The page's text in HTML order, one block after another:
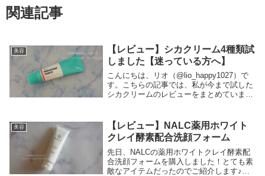
関連記事
美容
【レビュー】シカクリーム4種類試
しました【迷っている方へ】
こんにちは、リオ（@lio_happy1027）で
す。こちらの記事では、私が今まで試した
シカクリームのレビューをまとめていま
とうれしいです。新しく試したものは、随
時...
美容
【レビュー】NALC薬用ホワイト
クレイ酵素配合洗顔フォーム
先日、NALCの薬用ホワイトクレイ酵素配
合洗顔フォームを購入しました！とても素
敵なアイテムだったのでご紹介します♪こ